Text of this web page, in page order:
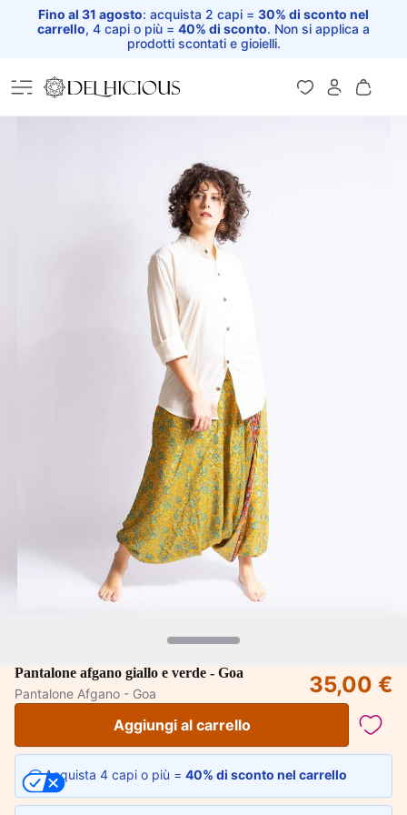
Fino al 31 agosto: acquista 2 capi = 30% di sconto nel
carrello, 4 capi o più = 40% di sconto. Non si applica a
prodotti scontati e gioielli.
Home
Pantalone afgano giallo e verde - Goa
Pantalone Afgano - Goa
35,00 €
Aggiungi al carrello
Acquista 4 capi o più = 40% di sconto nel carrello